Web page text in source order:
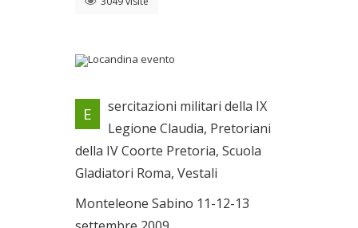
Locandina evento
Dal 11/09/2009 al
13/09/2009
E
sercitazioni militari della IX
Legione Claudia, Pretoriani
della IV Coorte Pretoria, Scuola
Gladiatori Roma, Vestali
Monteleone Sabino 11-12-13